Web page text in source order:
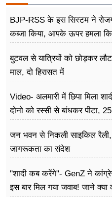
BJP-RSS के इस सिस्टम ने
कब्जा किया, आपके ऊपर हमला
बुटवल से यात्रियों को छोड़कर
माल, दो हिरासत में
Video- अलमारी में छिपा मिला
दोनो को रस्सी से बांधकर पीटा, 25
जन भवन से निकली साइकिल रैली,
जागरूकता का संदेश
"शादी कब करेंगे"- GenZ ने
इस बार मिल गया जवाब! जाने क्या